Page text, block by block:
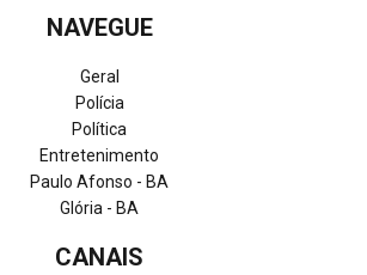
NAVEGUE
Geral
Polícia
Política
Entretenimento
Paulo Afonso - BA
Glória - BA
CANAIS